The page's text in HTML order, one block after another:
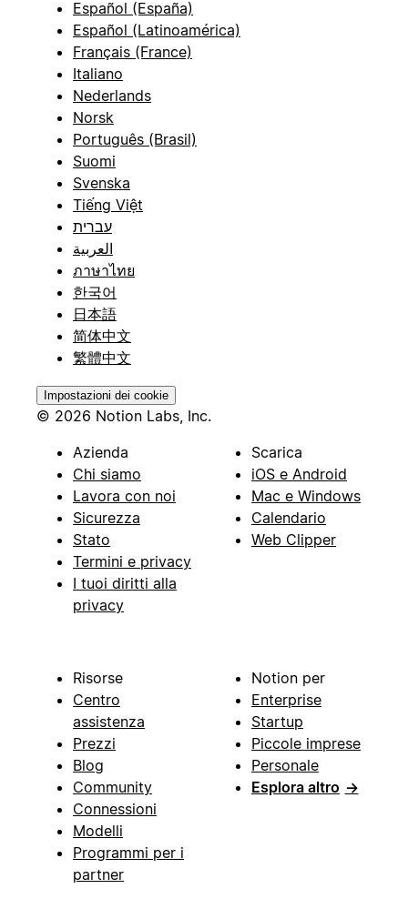
Español (España)
Español (Latinoamérica)
Français (France)
Italiano
Nederlands
Norsk
Português (Brasil)
Suomi
Svenska
Tiếng Việt
עברית
العربية
ภาษาไทย
한국어
日本語
简体中文
繁體中文
Impostazioni dei cookie
© 2026 Notion Labs, Inc.
Azienda
Chi siamo
Lavora con noi
Sicurezza
Stato
Termini e privacy
I tuoi diritti alla
privacy
Scarica
iOS e Android
Mac e Windows
Calendario
Web Clipper
Risorse
Centro
assistenza
Prezzi
Blog
Community
Connessioni
Modelli
Programmi per i
partner
Notion per
Enterprise
Startup
Piccole imprese
Personale
Esplora altro →